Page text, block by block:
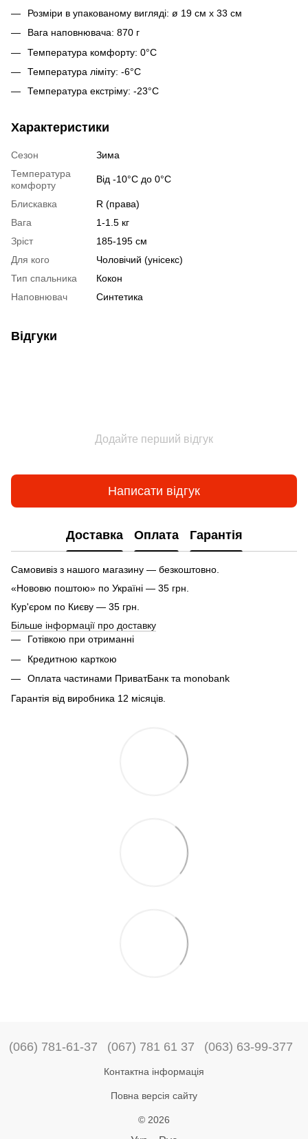
Розміри в упакованому вигляді: ø 19 см x 33 см
Вага наповнювача: 870 г
Температура комфорту: 0°C
Температура ліміту: -6°C
Температура екстріму: -23°C
Характеристики
Сезон
Зима
Температура
комфорту
Від -10°С до 0°С
Блискавка
R (права)
Вага
1-1.5 кг
Зріст
185-195 см
Для кого
Чоловічий (унісекс)
Тип спальника
Кокон
Наповнювач
Синтетика
Відгуки
Додайте перший відгук
Написати відгук
Доставка Оплата Гарантія
Самовивіз з нашого магазину — безкоштовно.
«Нововю поштою» по Україні — 35 грн.
Кур'єром по Києву — 35 грн.
Більше інформації про доставку
Готівкою при отриманні
Кредитною карткою
Оплата частинами ПриватБанк та monobank
Гарантія від виробника 12 місяців.
(066) 781-61-37 (067) 781 61 37 (063) 63-99-377
Контактна інформація
Повна версія сайту
© 2026